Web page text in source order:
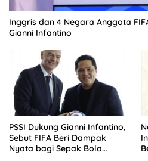
Inggris dan 4 Negara Anggota
Gianni Infantino
PSSI Dukung Gianni Infantino,
Sebut FIFA Beri Dampak
Nyata bagi Sepak Bola